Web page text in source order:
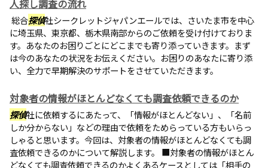
人探し調査の流れ
総合探偵社シークレットジャパンエールでは、さいたま市を中心
に埼玉県、東京都、栃木県南部からのご依頼を受け付けておりま
す。あなたのお困りごとにどこまでも寄り添っていきます。まず
は今のあなたの状況をお伝えください。お困りのあなたに寄り添
い、全力で早期解決のサポートをさせていただきます。
対象者の情報がほとんどなくても調査依頼できるのか
探偵社に依頼するにあたって、「情報がほとんどない」、「名前
しか分からない」などの理由で依頼をためらっている方もいらっ
しゃると思います。今回は、対象者の情報がほとんどなくても調
査依頼できるのかについて解説します。 ■対象者の情報がほとん
どなくても調査依頼できるのかよくあるケースとしては「相手の